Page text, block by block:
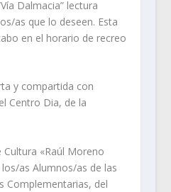
Dalmacia” lectura
as que lo deseen. Esta
en el horario de recreo
y compartida con
Centro Dia, de la
Cultura «Raúl Moreno
as Alumnos/as de las
Complementarias, del